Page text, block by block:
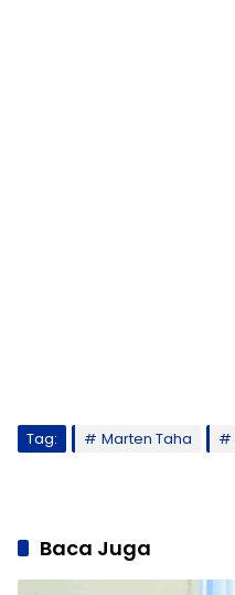
Tag: Marten Taha
Baca Juga